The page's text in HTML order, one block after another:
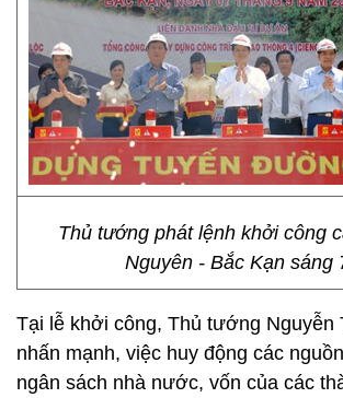
Thủ tướng phát lệnh khởi công
Nguyên - Bắc Kạn sáng
Tại lễ khởi công, Thủ tướng Nguyễn
nhấn mạnh, việc huy động các
ngân sách nhà nước, vốn của các